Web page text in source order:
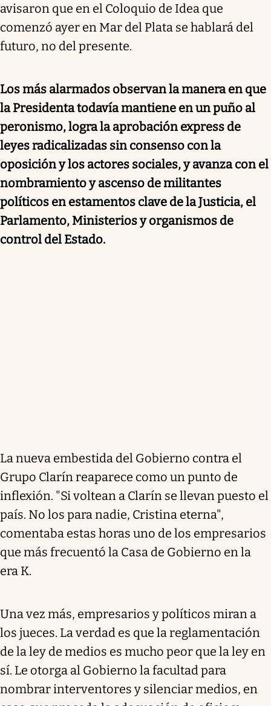
avisaron que en el Coloquio de Idea que
comenzó ayer en Mar del Plata se hablará del
futuro, no del presente.
Los más alarmados observan la manera en que
la Presidenta todavía mantiene en un puño al
peronismo, logra la aprobación express de
leyes radicalizadas sin consenso con la
oposición y los actores sociales, y avanza con el
nombramiento y ascenso de militantes
políticos en estamentos clave de la Justicia, el
Parlamento, Ministerios y organismos de
control del Estado.
La nueva embestida del Gobierno contra el
Grupo Clarín reaparece como un punto de
inflexión. "Si voltean a Clarín se llevan puesto el
país. No los para nadie, Cristina eterna",
comentaba estas horas uno de los empresarios
que más frecuentó la Casa de Gobierno en la
era K.
Una vez más, empresarios y políticos miran a
los jueces. La verdad es que la reglamentación
de la ley de medios es mucho peor que la ley en
sí. Le otorga al Gobierno la facultad para
nombrar interventores y silenciar medios, en